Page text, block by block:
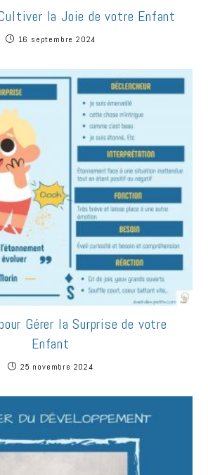
la Joie de votre Enfant
16 septembre 2024
Gérer la Surprise de votre
Enfant
25 novembre 2024